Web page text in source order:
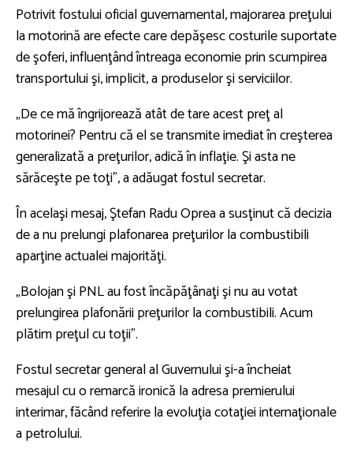
Potrivit fostului oficial guvernamental, majorarea preţului
la motorină are efecte care depăşesc costurile suportate
de şoferi, influenţând întreaga economie prin scumpirea
transportului şi, implicit, a produselor şi serviciilor.
„De ce mă îngrijorează atât de tare acest preţ al
motorinei? Pentru că el se transmite imediat în creşterea
generalizată a preţurilor, adică în inflaţie. Şi asta ne
sărăceşte pe toţi”, a adăugat fostul secretar.
În acelaşi mesaj, Ştefan Radu Oprea a susţinut că decizia
de a nu prelungi plafonarea preţurilor la combustibili
aparţine actualei majorităţi.
„Bolojan şi PNL au fost încăpăţânaţi şi nu au votat
prelungirea plafonării preţurilor la combustibili. Acum
plătim preţul cu toţii”.
Fostul secretar general al Guvernului şi-a încheiat
mesajul cu o remarcă ironică la adresa premierului
interimar, făcând referire la evoluţia cotaţiei internaţionale
a petrolului.